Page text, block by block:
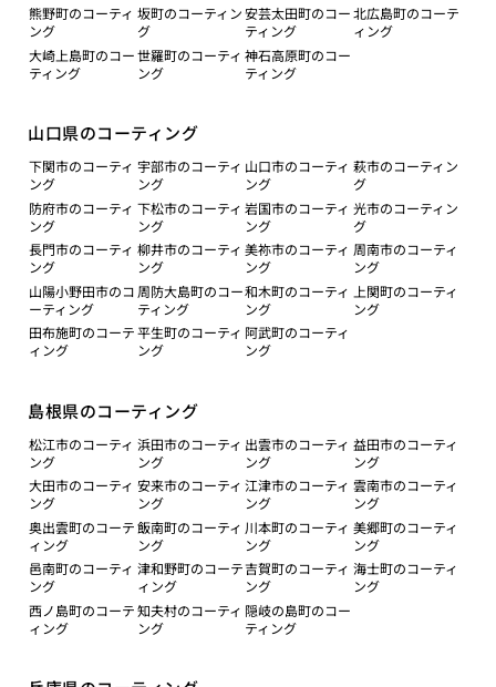
熊野町のコーティ
ング
坂町のコーティン
グ
安芸太田町のコー
ティング
北広島町のコーテ
ィング
大崎上島町のコー
ティング
世羅町のコーティ
ング
神石高原町のコー
ティング
山口県のコーティング
下関市のコーティ
ング
宇部市のコーティ
ング
山口市のコーティ
ング
萩市のコーティン
グ
防府市のコーティ
ング
下松市のコーティ
ング
岩国市のコーティ
ング
光市のコーティン
グ
長門市のコーティ
ング
柳井市のコーティ
ング
美祢市のコーティ
ング
周南市のコーティ
ング
山陽小野田市のコ
ーティング
周防大島町のコー
ティング
和木町のコーティ
ング
上関町のコーティ
ング
田布施町のコーテ
ィング
平生町のコーティ
ング
阿武町のコーティ
ング
島根県のコーティング
松江市のコーティ
ング
浜田市のコーティ
ング
出雲市のコーティ
ング
益田市のコーティ
ング
大田市のコーティ
ング
安来市のコーティ
ング
江津市のコーティ
ング
雲南市のコーティ
ング
奥出雲町のコーテ
ィング
飯南町のコーティ
ング
川本町のコーティ
ング
美郷町のコーティ
ング
邑南町のコーティ
ング
津和野町のコーテ
ィング
吉賀町のコーティ
ング
海士町のコーティ
ング
西ノ島町のコーテ
ィング
知夫村のコーティ
ング
隠岐の島町のコー
ティング